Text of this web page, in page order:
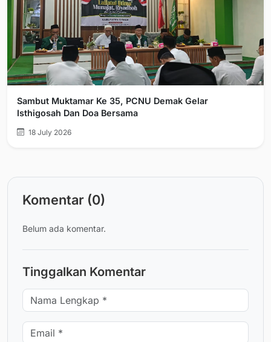
Sambut Muktamar Ke 35, PCNU Demak Gelar
Isthigosah Dan Doa Bersama
18 July 2026
Komentar (0)
Belum ada komentar.
Tinggalkan Komentar